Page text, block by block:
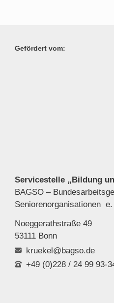
Gefördert vom:
Servicestelle „Bildung
BAGSO –
Seniorenorganisationen e.
Noeggerathstraße 49
53111 Bonn
kruekel@bagso.de
+49 (0)228 / 24 99 93-